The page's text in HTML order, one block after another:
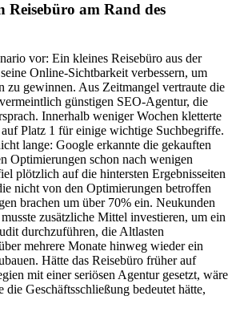
Reisebüro am Rand des
vor: Ein kleines Reisebüro aus der
Online-Sichtbarkeit verbessern, um
zu gewinnen. Aus Zeitmangel vertraute die
günstigen SEO-Agentur, die
Innerhalb weniger Wochen kletterte
Platz 1 für einige wichtige Suchbegriffe.
lange: Google erkannte die gekauften
Optimierungen schon nach wenigen
plötzlich auf die hintersten Ergebnisseiten
nicht von den Optimierungen betroffen
brachen um über 70% ein. Neukunden
zusätzliche Mittel investieren, um ein
durchzuführen, die Altlasten
mehrere Monate hinweg wieder ein
Hätte das Reisebüro früher auf
mit einer seriösen Agentur gesetzt, wäre
die Geschäftsschließung bedeutet hätte,